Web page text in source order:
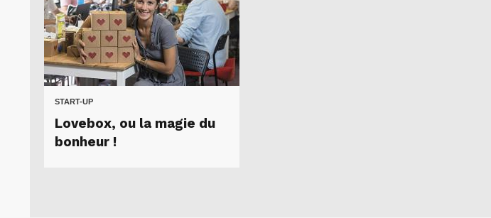
START-UP
Lovebox, ou la magie du
bonheur !